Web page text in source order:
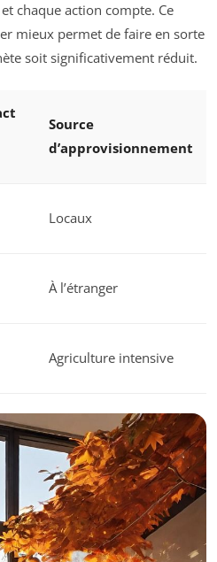
chaque action compte. Ce
mieux permet de faire en sorte
soit significativement réduit.
Source
d’approvisionnement
Locaux
À l’étranger
Agriculture intensive